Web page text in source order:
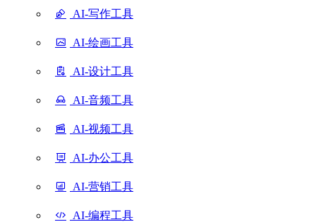
AI-写作工具
AI-绘画工具
AI-设计工具
AI-音频工具
AI-视频工具
AI-办公工具
AI-营销工具
AI-编程工具